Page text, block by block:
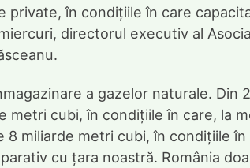
private, în condițiile în care
directorul executiv al
a gazelor naturale. Din
metri cubi, în condițiile în care, la
8 miliarde metri cubi, în condițiile
cu țara noastră. România